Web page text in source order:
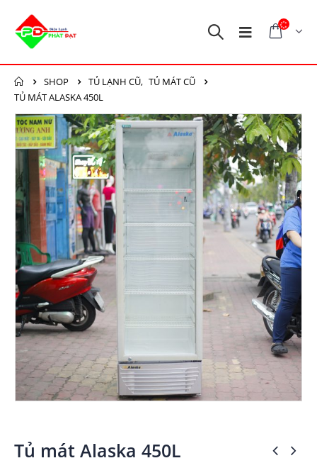
SHOP TỦ LẠNH CŨ, TỦ MÁT CŨ
TỦ MÁT ALASKA 450L
Tủ mát Alaska 450L